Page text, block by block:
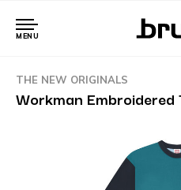
MENU
THE NEW ORIGINALS
Workman Embroidered